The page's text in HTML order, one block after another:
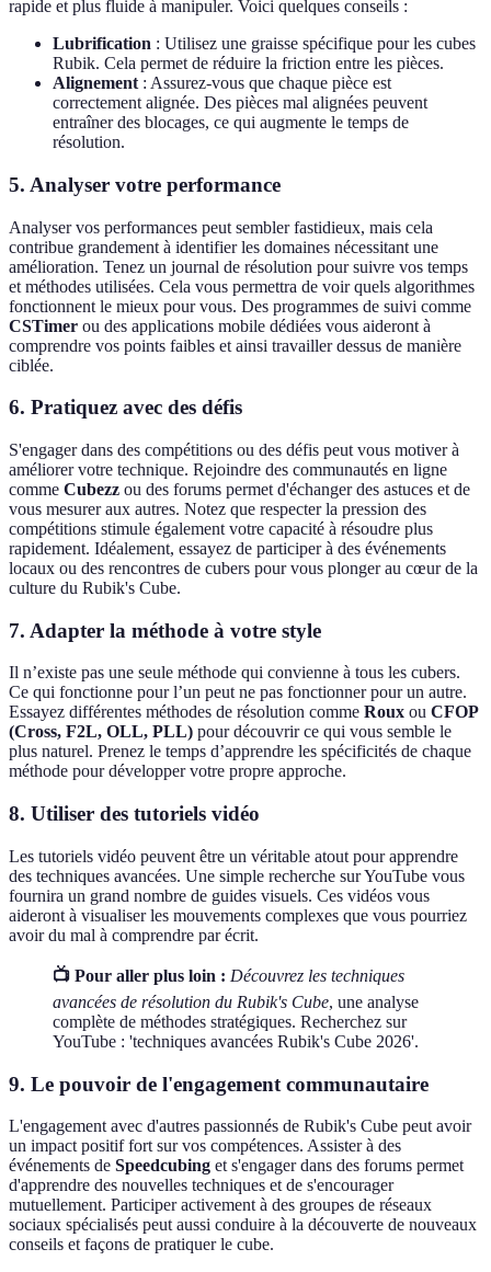
rapide et plus fluide à manipuler. Voici quelques conseils :
Lubrification : Utilisez une graisse spécifique pour les cubes
Rubik. Cela permet de réduire la friction entre les pièces.
Alignement : Assurez-vous que chaque pièce est
correctement alignée. Des pièces mal alignées peuvent
entraîner des blocages, ce qui augmente le temps de
résolution.
5. Analyser votre performance
Analyser vos performances peut sembler fastidieux, mais cela
contribue grandement à identifier les domaines nécessitant une
amélioration. Tenez un journal de résolution pour suivre vos temps
et méthodes utilisées. Cela vous permettra de voir quels algorithmes
fonctionnent le mieux pour vous. Des programmes de suivi comme
CSTimer ou des applications mobile dédiées vous aideront à
comprendre vos points faibles et ainsi travailler dessus de manière
ciblée.
6. Pratiquez avec des défis
S'engager dans des compétitions ou des défis peut vous motiver à
améliorer votre technique. Rejoindre des communautés en ligne
comme Cubezz ou des forums permet d'échanger des astuces et de
vous mesurer aux autres. Notez que respecter la pression des
compétitions stimule également votre capacité à résoudre plus
rapidement. Idéalement, essayez de participer à des événements
locaux ou des rencontres de cubers pour vous plonger au cœur de la
culture du Rubik's Cube.
7. Adapter la méthode à votre style
Il n’existe pas une seule méthode qui convienne à tous les cubers.
Ce qui fonctionne pour l’un peut ne pas fonctionner pour un autre.
Essayez différentes méthodes de résolution comme Roux ou CFOP
(Cross, F2L, OLL, PLL) pour découvrir ce qui vous semble le
plus naturel. Prenez le temps d’apprendre les spécificités de chaque
méthode pour développer votre propre approche.
8. Utiliser des tutoriels vidéo
Les tutoriels vidéo peuvent être un véritable atout pour apprendre
des techniques avancées. Une simple recherche sur YouTube vous
fournira un grand nombre de guides visuels. Ces vidéos vous
aideront à visualiser les mouvements complexes que vous pourriez
avoir du mal à comprendre par écrit.
📺 Pour aller plus loin : Découvrez les techniques
avancées de résolution du Rubik's Cube, une analyse
complète de méthodes stratégiques. Recherchez sur
YouTube : 'techniques avancées Rubik's Cube 2026'.
9. Le pouvoir de l'engagement communautaire
L'engagement avec d'autres passionnés de Rubik's Cube peut avoir
un impact positif fort sur vos compétences. Assister à des
événements de Speedcubing et s'engager dans des forums permet
d'apprendre des nouvelles techniques et de s'encourager
mutuellement. Participer activement à des groupes de réseaux
sociaux spécialisés peut aussi conduire à la découverte de nouveaux
conseils et façons de pratiquer le cube.